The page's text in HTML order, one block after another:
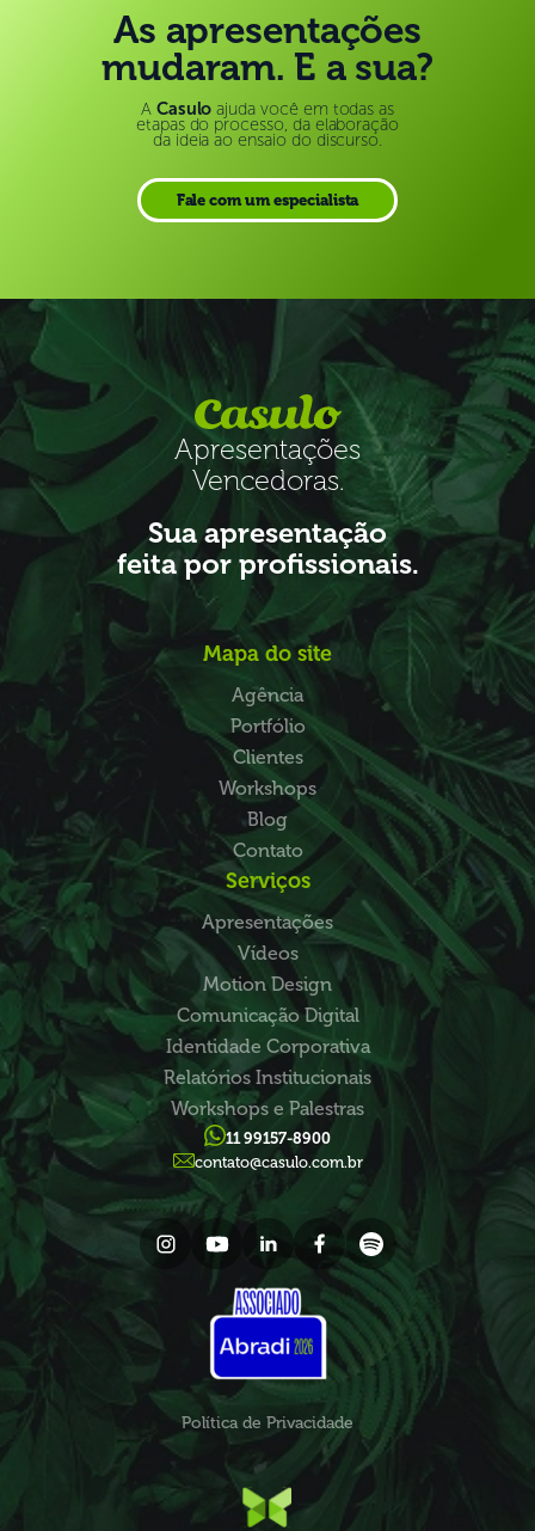
As apresentações
mudaram. E a sua?
A Casulo ajuda você em todas as
etapas do processo, da elaboração
da ideia ao ensaio do discurso.
Fale com um especialista
Apresentações
Vencedoras.
Sua apresentação
feita por profissionais.
Mapa do site
Agência
Portfólio
Clientes
Workshops
Blog
Contato
Serviços
Apresentações
Vídeos
Motion Design
Comunicação Digital
Identidade Corporativa
Relatórios Institucionais
Workshops e Palestras
11 99157-8900
contato@casulo.com.br
Política de Privacidade